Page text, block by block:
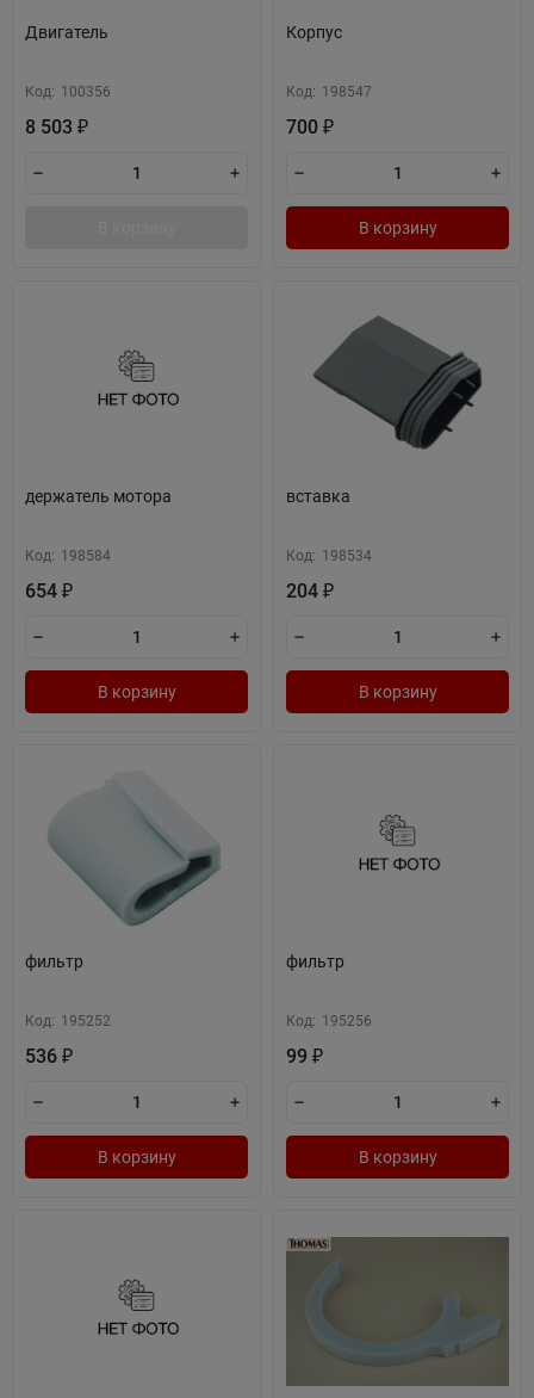
Двигатель
Код: 100356
8 503 ₽
Корпус
Код: 198547
700 ₽
В корзину
держатель мотора
Код: 198584
654 ₽
В корзину
вставка
Код: 198534
204 ₽
В корзину
фильтр
Код: 195252
536 ₽
В корзину
фильтр
Код: 195256
99 ₽
В корзину